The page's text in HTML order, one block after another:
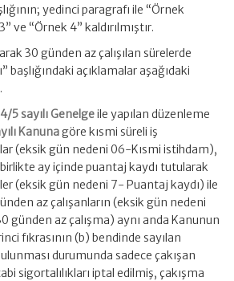
yedinci paragrafı ile “Örnek
ve “Örnek 4” kaldırılmıştır.
30 günden az çalışılan sürelerde
başlığındaki açıklamalar aşağıdaki
5 sayılı Genelgeile yapılan düzenleme
Kanunagöre kısmi süreli iş
(eksik gün nedeni 06-Kısmi istihdam),
ay içinde puantaj kaydı tutularak
(eksik gün nedeni 7- Puantaj kaydı) ile
az çalışanların (eksik gün nedeni
günden az çalışma) aynı anda Kanunun
fıkrasının (b) bendinde sayılan
durumunda sadece çakışan
sigortalılıkları iptal edilmiş, çakışma